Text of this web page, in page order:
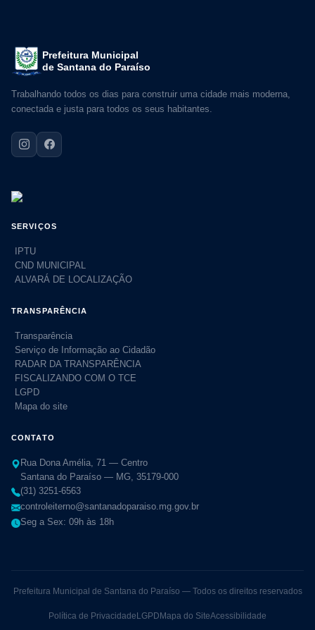
Prefeitura Municipal
de Santana do Paraíso
Trabalhando todos os dias para construir uma cidade mais moderna,
conectada e justa para todos os seus habitantes.
SERVIÇOS
IPTU
CND MUNICIPAL
ALVARÁ DE LOCALIZAÇÃO
TRANSPARÊNCIA
Transparência
Serviço de Informação ao Cidadão
RADAR DA TRANSPARÊNCIA
FISCALIZANDO COM O TCE
LGPD
Mapa do site
CONTATO
Rua Dona Amélia, 71 — Centro
Santana do Paraíso — MG, 35179-000
(31) 3251-6563
controleiterno@santanadoparaiso.mg.gov.br
Seg a Sex: 09h às 18h
Prefeitura Municipal de Santana do Paraíso — Todos os direitos reservados
Política de Privacidade LGPD Mapa do SiteAcessibilidade